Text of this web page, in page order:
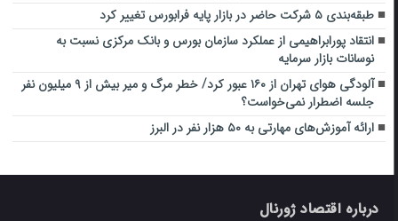
طبقه‌بندی ۵ شرکت حاضر در بازار پایه فرابورس تغییر کرد
انتقاد پورابراهیمی از عملکرد سازمان بورس و بانک مرکزی نسبت به
نوسانات بازار سرمایه
آلودگی هوای تهران از ۱۶۰ عبور کرد/ خطر مرگ و میر بیش از ۹ میلیون نفر
جلسه اضطرار نمی‌‌خواست؟
ارائه آموزش‌های مهارتی به ۵۰ هزار نفر در البرز
درباره اقتصاد ژورنال